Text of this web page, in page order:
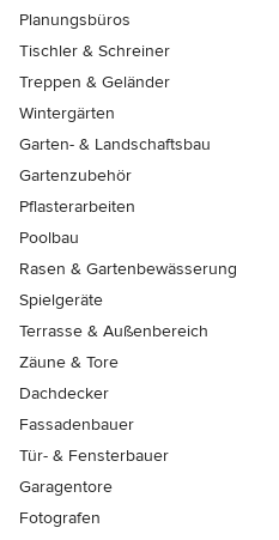
Planungsbüros
Tischler & Schreiner
Treppen & Geländer
Wintergärten
Garten- & Landschaftsbau
Gartenzubehör
Pflasterarbeiten
Poolbau
Rasen & Gartenbewässerung
Spielgeräte
Terrasse & Außenbereich
Zäune & Tore
Dachdecker
Fassadenbauer
Tür- & Fensterbauer
Garagentore
Fotografen